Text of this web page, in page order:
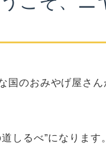
のおみやげ屋さん
しるべ”になります。